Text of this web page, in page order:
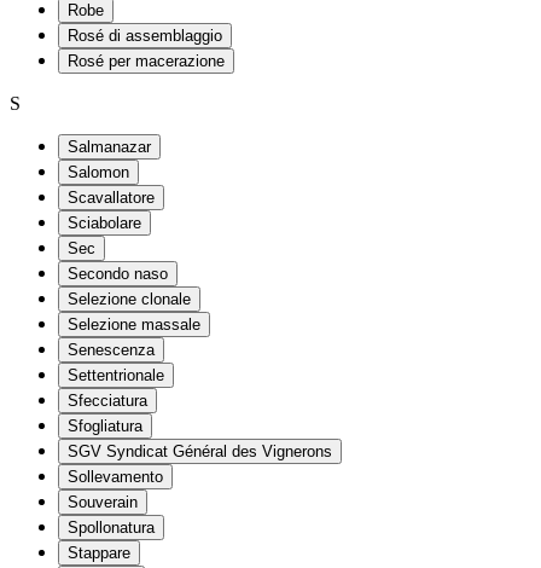
Robe
Rosé di assemblaggio
Rosé per macerazione
S
Salmanazar
Salomon
Scavallatore
Sciabolare
Sec
Secondo naso
Selezione clonale
Selezione massale
Senescenza
Settentrionale
Sfecciatura
Sfogliatura
SGV Syndicat Général des Vignerons
Sollevamento
Souverain
Spollonatura
Stappare